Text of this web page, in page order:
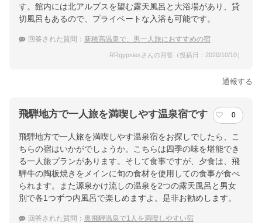
す。館内には北アルプスを望む露天風呂と大浴場があり、貸
切風呂もあるので、プライベートな入浴も可能です。
回答された質問： 新穂高温泉で、男一人旅におすすめの宿
RRgypsiesさんの回答（投稿日：2020/10/10）
通報する
飛騨地方で一人旅を満喫しやす温泉宿です 0
飛騨地方で一人旅を満喫しやす温泉宿をお探しでしたら、こ
ちらの宿はいかがでしょうか。こちらは四季の味を堪能でき
る一人旅プランがあります。そして食事ですが、夕食は、飛
騨牛の陶板焼きをメインに旬の食材を使用しての食事が食べ
られます。また源泉かけ流しの温泉を2つの露天風呂と男女
別で各1つずつ内風呂で楽しめますよ。是非お勧めします。
回答された質問： 奥飛騨温泉で1人を満喫しやすい宿